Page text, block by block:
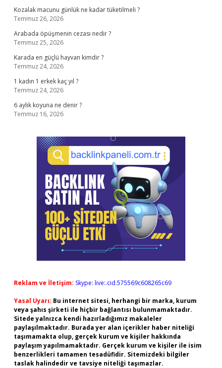
Kozalak macunu günlük ne kadar tüketilmeli ?
Temmuz 26, 2026
Arabada öpüşmenin cezası nedir ?
Temmuz 25, 2026
Karada en güçlü hayvan kimdir ?
Temmuz 24, 2026
1 kadın 1 erkek kaç yıl ?
Temmuz 24, 2026
6 aylık koyuna ne denir ?
Temmuz 16, 2026
Reklam ve İletişim: Skype: live:.cid.575569c608265c69
Yasal Uyarı: Bu internet sitesi, herhangi bir marka, kurum
veya şahıs şirketi ile hiçbir bağlantısı bulunmamaktadır.
Sitede yalnızca kendi hazırladığımız makaleler
paylaşılmaktadır. Burada yer alan içerikler haber niteliği
taşımamakta olup, gerçek kurum ve kişiler hakkında
paylaşım yapılmamaktadır. Gerçek kurum ve kişiler ile isim
benzerlikleri tamamen tesadüfidir. Sitemizdeki bilgiler
taslak halindedir ve tavsiye niteliği taşımazlar.